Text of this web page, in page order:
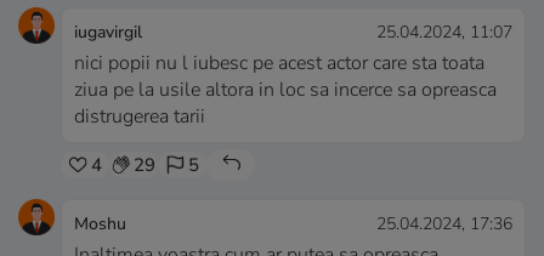
iugavirgil 25.04.2024, 11:07
nici popii nu l iubesc pe acest actor care sta toata
ziua pe la usile altora in loc sa incerce sa opreasca
distrugerea tarii
4 29 5
Moshu 25.04.2024, 17:36